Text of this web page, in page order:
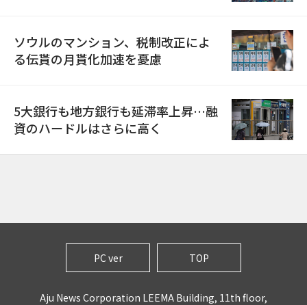
ソウルのマンション、税制改正によ
る伝貰の月貰化加速を憂慮
5大銀行も地方銀行も延滞率上昇…融
資のハードルはさらに高く
PC ver TOP
Aju News Corporation LEEMA Building, 11th floor,